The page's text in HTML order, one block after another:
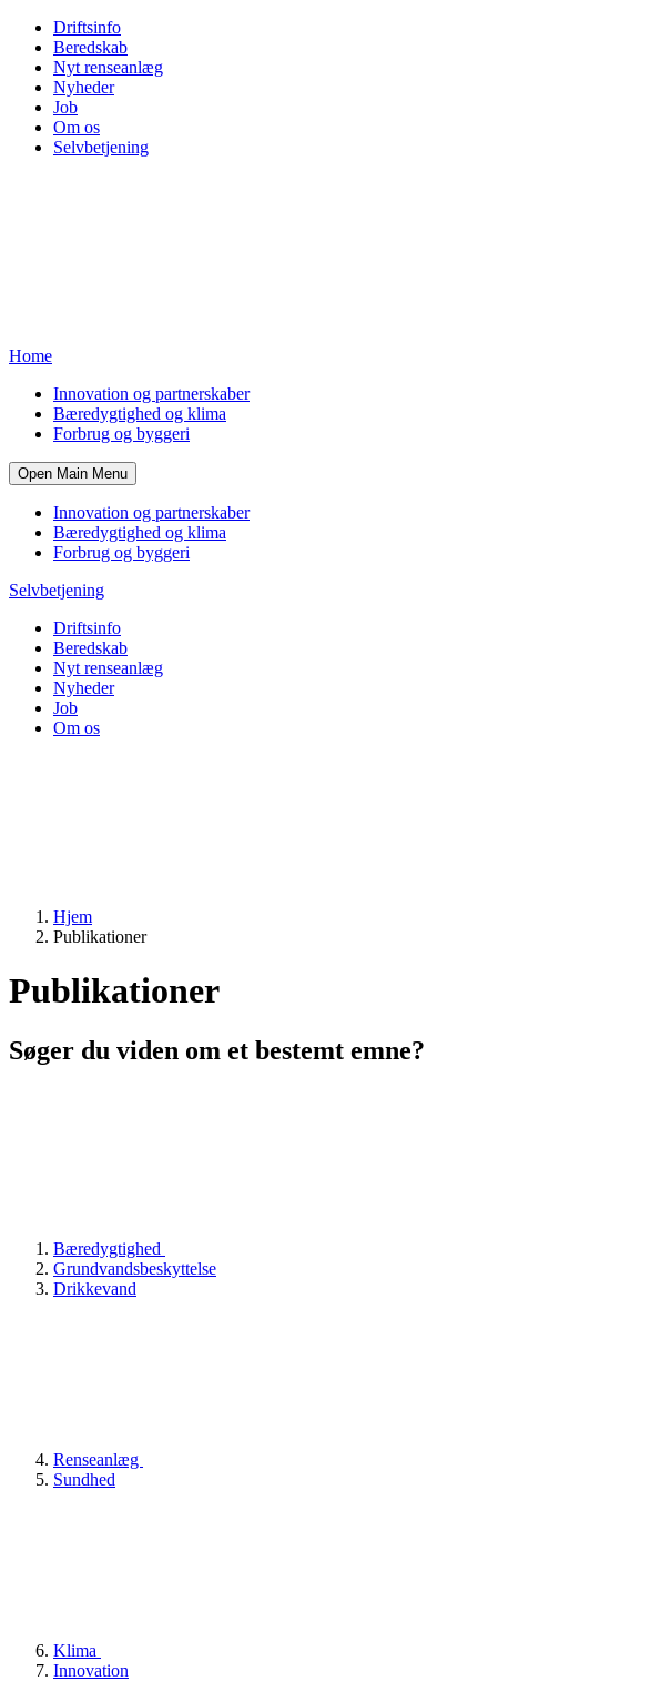
Driftsinfo
Beredskab
Nyt renseanlæg
Nyheder
Job
Om os
Selvbetjening
Home
Innovation og partnerskaber
Bæredygtighed og klima
Forbrug og byggeri
Open Main Menu
Innovation og partnerskaber
Bæredygtighed og klima
Forbrug og byggeri
Selvbetjening
Driftsinfo
Beredskab
Nyt renseanlæg
Nyheder
Job
Om os
Hjem
Publikationer
Publikationer
Søger du viden om et bestemt emne?
Bæredygtighed
Grundvandsbeskyttelse
Drikkevand
Renseanlæg
Sundhed
Klima
Innovation